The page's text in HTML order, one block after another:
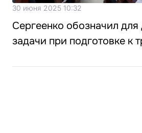
30 июня 2025 10:32
Сергеенко обозначил для
задачи при подготовке к